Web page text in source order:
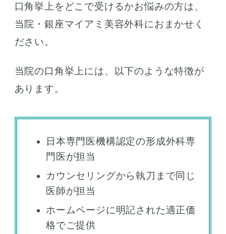
口角挙上をどこで受けるかお悩みの方は、
当院・銀座マイアミ美容外科におまかせく
ださい。
当院の口角挙上には、以下のような特徴が
あります。
日本専門医機構認定の形成外科専
門医が担当
カウンセリングから執刀まで同じ
医師が担当
ホームページに明記された適正価
格でご提供